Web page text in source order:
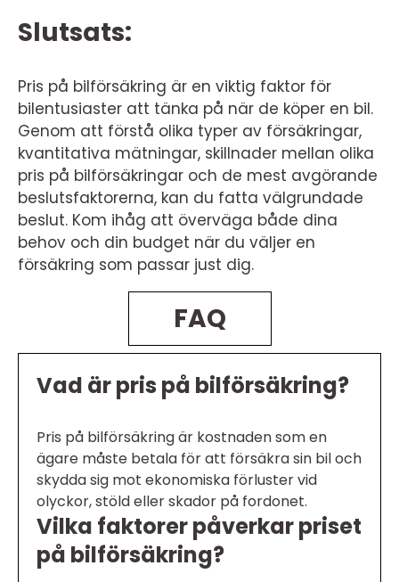
Slutsats:
Pris på bilförsäkring är en viktig faktor för
bilentusiaster att tänka på när de köper en bil.
Genom att förstå olika typer av försäkringar,
kvantitativa mätningar, skillnader mellan olika
pris på bilförsäkringar och de mest avgörande
beslutsfaktorerna, kan du fatta välgrundade
beslut. Kom ihåg att överväga både dina
behov och din budget när du väljer en
försäkring som passar just dig.
FAQ
Vad är pris på bilförsäkring?
Pris på bilförsäkring är kostnaden som en
ägare måste betala för att försäkra sin bil och
skydda sig mot ekonomiska förluster vid
olyckor, stöld eller skador på fordonet.
Vilka faktorer påverkar priset
på bilförsäkring?